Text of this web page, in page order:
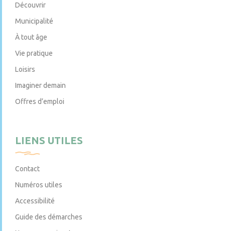
Découvrir
Municipalité
À tout âge
Vie pratique
Loisirs
Imaginer demain
Offres d’emploi
LIENS UTILES
Contact
Numéros utiles
Accessibilité
Guide des démarches